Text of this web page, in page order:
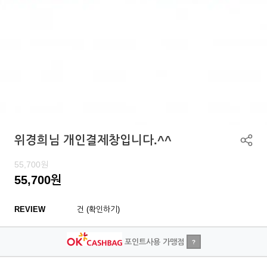
위경희님 개인결제창입니다.^^
55,700원
55,700원
REVIEW 건 (확인하기)
포인트사용 가맹점 ?